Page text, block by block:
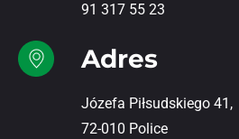
91 317 55 23
Adres
Józefa Piłsudskiego 41,
72-010 Police